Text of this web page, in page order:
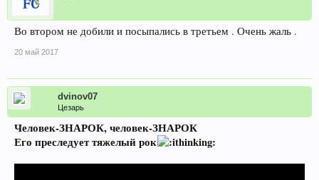
Во втором не добили и посыпались в третьем . Очень жаль .
20 май 2017
dvinov07
Цезарь
Человек-ЗНАРОК, человек-ЗНАРОК
Его преследует тяжелый рок